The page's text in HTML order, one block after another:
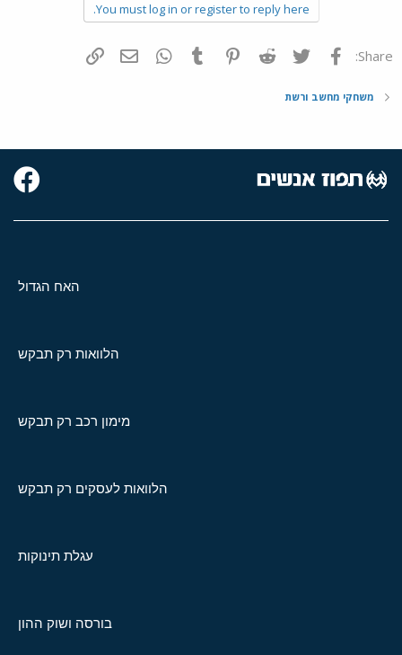
You must log in or register to reply here.
Share: פייסבוק Twitter
Reddit
Pinterest
Tumblr
WhatsAppדואר אלקטרוני
משחקי מחשב ורשת
האח הגדול
הלוואות רק תבקש
מימון רכב רק תבקש
הלוואות לעסקים רק תבקש
עגלת תינוקות
בורסה ושוק ההון